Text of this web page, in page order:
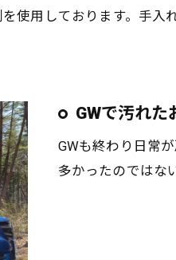
使用しております。手
GWで汚れ
GWも終わり日常
多かったのではな